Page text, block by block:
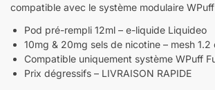
compatible avec le système modulaire
Pod pré-rempli 12ml – e-liquide Liquideo
10mg & 20mg sels de nicotine – mesh 1.2
Compatible uniquement système WPuff
Prix dégressifs – LIVRAISON RAPIDE